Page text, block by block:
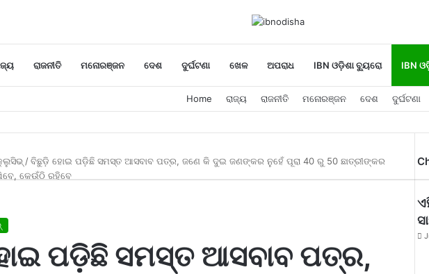
ରାଜନୀତି ମନୋରଞ୍ଜନ ଦେଶ ଦୁର୍ଘଟଣା ଖେଳ ଅପରାଧ IBN ଓଡ଼ିଶା ବ୍ୟୁରୋ IBN
Home ରାଜ୍ୟ ରାଜନୀତି ମନୋରଞ୍ଜନ ଦେଶ ଦୁର୍ଘଟଣା
/ବିଛୁଡ଼ି ହୋଇ ପଡ଼ିଛି ସମସ୍ତ ଆସବାବ ପତ୍ର, ଜଣେ କି ଦୁଇ ଜଣଙ୍କର ନୁହେଁ ପୂରା 40 ରୁ 50 ଛାତ୍ରୀଙ୍କର
କେଉଁଠି ରହିବେ
ପଡ଼ିଛି ସମସ୍ତ ଆସବାବ ପତ୍ର,